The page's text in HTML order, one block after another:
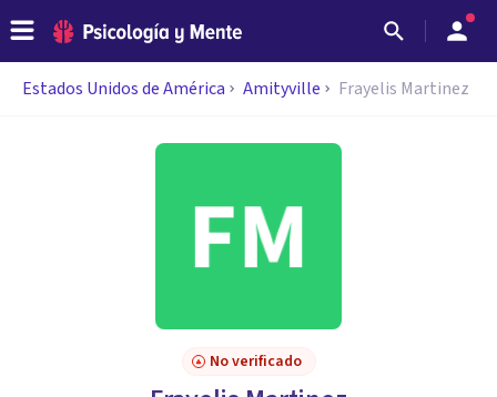
Estados Unidos de América Amityville Frayelis Martinez
No verificado